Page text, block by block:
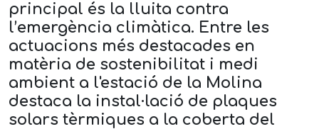
principal és la lluita contra
l’emergència climàtica. Entre les
actuacions més destacades en
matèria de sostenibilitat i medi
ambient a l'estació de la Molina
destaca la instal·lació de plaques
solars tèrmiques a la coberta del